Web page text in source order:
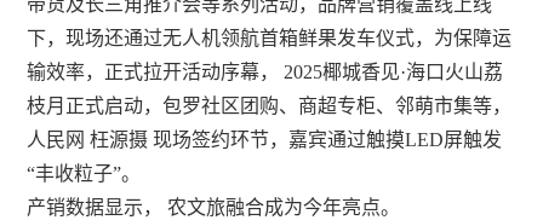
带货及长三角推介会等系列活动，品牌营销覆盖线上线
下，现场还通过无人机领航首箱鲜果发车仪式，为保障运
输效率，正式拉开活动序幕， 2025椰城香见·海口火山荔
枝月正式启动，包罗社区团购、商超专柜、邻萌市集等，
人民网 枉源摄 现场签约环节，嘉宾通过触摸LED屏触发
“丰收粒子”。
产销数据显示， 农文旅融合成为今年亮点。